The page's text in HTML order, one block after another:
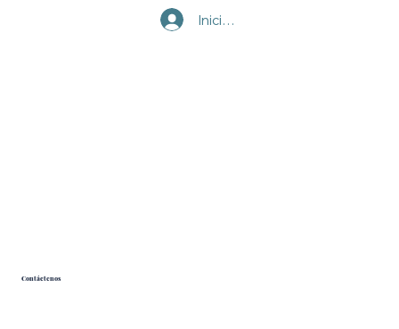
Iniciar sesión
Contáctenos